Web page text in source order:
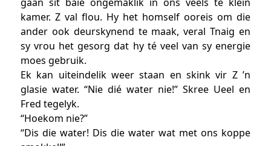
kamer. Z val flou. Hy het homself ooreis om die
ander ook deurskynend te maak, veral Tnaig en
sy vrou het gesorg dat hy té veel van sy energie
moes gebruik.
Ek kan uiteindelik weer staan en skink vir Z ’n
glasie water. “Nie dié water nie!” Skree Ueel en
Fred tegelyk.
“Hoekom nie?”
“Dis die water! Dis die water wat met ons koppe